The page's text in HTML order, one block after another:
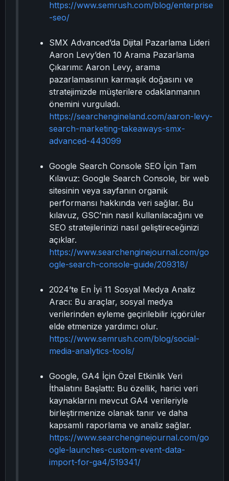
https://www.semrush.com/blog/enterprise
-seo/
SMX Advanced’da Dijital Pazarlama Lideri
Aaron Levy’den 10 Arama Pazarlama
Çıkarımı: Aaron Levy, arama
pazarlamasının karmaşık doğasını ve
stratejimizde müşterilere odaklanmanın
önemini vurguladı.
https://searchengineland.com/aaron-levy-
search-marketing-takeaways-smx-
advanced-443099
Google Search Console SEO İçin Tam
Kılavuz: Google Search Console, bir web
sitesinin veya sayfanın organik
performansı hakkında veri sağlar. Bu
kılavuz, GSC’nin nasıl kullanılacağını ve
SEO stratejilerinizi nasıl geliştireceğinizi
açıklar.
https://www.searchenginejournal.com/go
ogle-search-console-guide/209318/
2024’te En İyi 11 Sosyal Medya Analiz
Aracı: Bu araçlar, sosyal medya
verilerinden eyleme geçirilebilir içgörüler
elde etmenize yardımcı olur.
https://www.semrush.com/blog/social-
media-analytics-tools/
Google, GA4 İçin Özel Etkinlik Veri
İthalatını Başlattı: Bu özellik, harici veri
kaynaklarını mevcut GA4 verileriyle
birleştirmenize olanak tanır ve daha
kapsamlı raporlama ve analiz sağlar.
https://www.searchenginejournal.com/go
ogle-launches-custom-event-data-
import-for-ga4/519341/